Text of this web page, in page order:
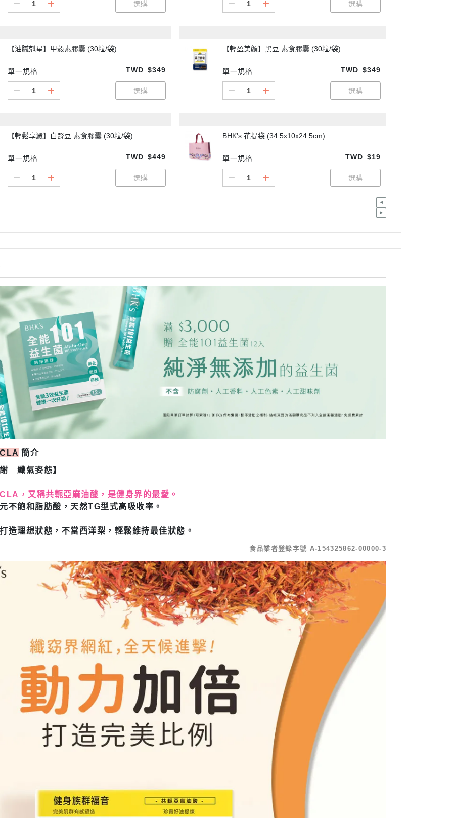
【油膩剋星】甲殼素膠囊 (30粒/袋)
單一規格 TWD $349
【輕盈美顏】黑豆 素食膠囊 (30粒/袋)
單一規格 TWD $349
【輕鬆享澱】白腎豆 素食膠囊 (30粒/袋)
單一規格 TWD $449
BHK's 花提袋 (34.5x10x24.5cm)
單一規格 TWD $19
簡介
纖氣姿態】
，又稱共軛亞麻油酸，是健身界的最愛。
不飽和脂肪酸，天然TG型式高吸收率。
造理想狀態，不當西洋梨，輕鬆維持最佳狀態。
食品業者登錄字號 A-154325862-00000-3